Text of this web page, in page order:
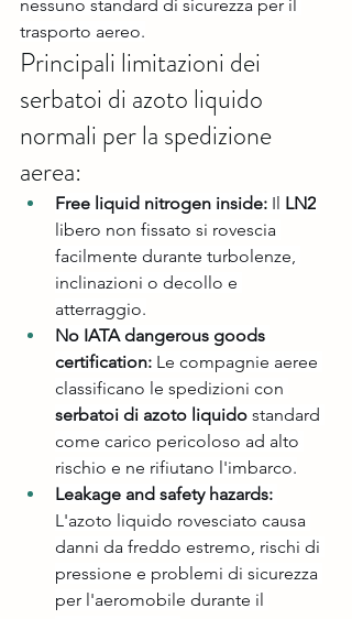
nessuno standard di sicurezza per il
trasporto aereo.
Principali limitazioni dei
serbatoi di azoto liquido
normali per la spedizione
aerea:
Free liquid nitrogen inside: Il LN2
libero non fissato si rovescia
facilmente durante turbolenze,
inclinazioni o decollo e
atterraggio.
No IATA dangerous goods
certification: Le compagnie aeree
classificano le spedizioni con
serbatoi di azoto liquido standard
come carico pericoloso ad alto
rischio e ne rifiutano l'imbarco.
Leakage and safety hazards:
L'azoto liquido rovesciato causa
danni da freddo estremo, rischi di
pressione e problemi di sicurezza
per l'aeromobile durante il